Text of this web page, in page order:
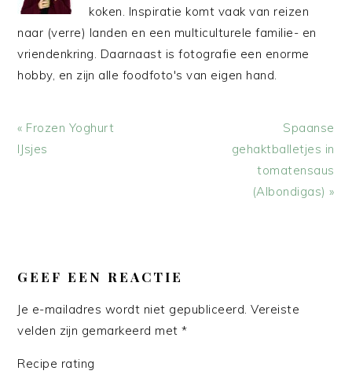
koken. Inspiratie komt vaak van reizen
naar (verre) landen en een multiculturele familie- en
vriendenkring. Daarnaast is fotografie een enorme
hobby, en zijn alle foodfoto's van eigen hand.
Vorig
bericht:
« Frozen Yoghurt
IJsjes
Volgend
bericht:
Spaanse
gehaktballetjes in
tomatensaus
(Albondigas) »
INTERACTIES
GEEF EEN REACTIE
Je e-mailadres wordt niet gepubliceerd. Vereiste
velden zijn gemarkeerd met*
Recipe rating